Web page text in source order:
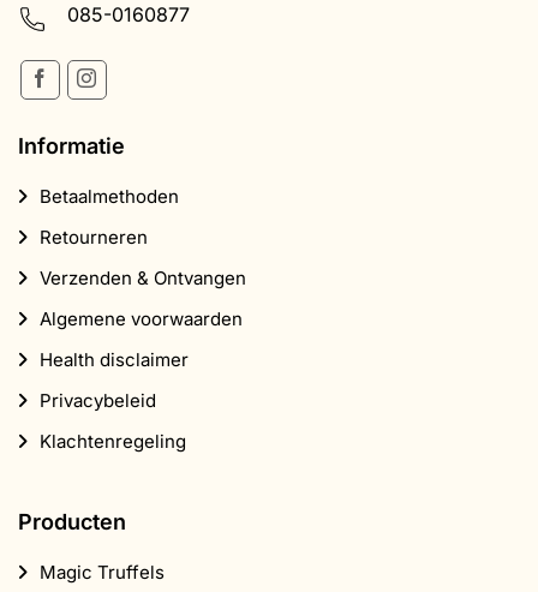
085-0160877
Informatie
Betaalmethoden
Retourneren
Verzenden & Ontvangen
Algemene voorwaarden
Health disclaimer
Privacybeleid
Klachtenregeling
Producten
Magic Truffels